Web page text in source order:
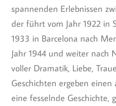
spannenden Erlebnissen
der führt vom Jahr 1922 in
1933 in Barcelona nach
Jahr 1944 und weiter nach
voller Dramatik, Liebe,
Geschichten ergeben einen
eine fesselnde Geschichte,